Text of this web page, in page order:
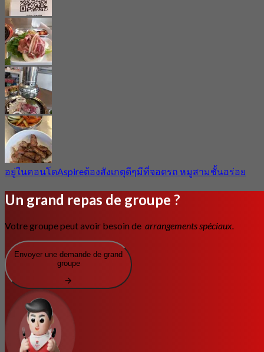
อยู่ในคอนโดAspireต้องสังเกตุดีๆมีที่จอดรถ หมูสามชั้นอร่อย
Un grand repas de groupe ?
Votre groupe peut avoir besoin de arrangements spéciaux.
Envoyer une demande de grand
groupe